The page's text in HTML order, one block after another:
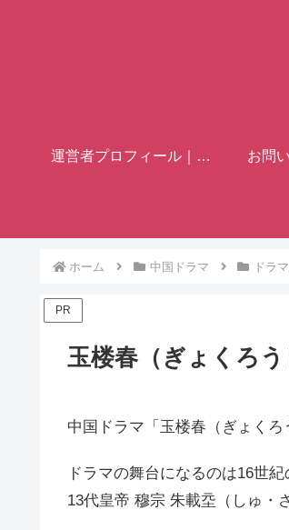
運営者プロフィール｜歴史ブロガー「フミヤ」 お問
ホーム 中国ドラマ ドラ
PR
玉楼春（ぎょくろ
中国ドラマ「玉楼春（ぎょく
ドラマの舞台になるのは16世
13代皇帝 穆宗 朱載坖（しゅ・